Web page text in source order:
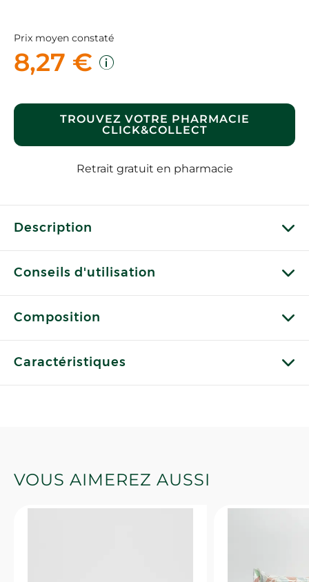
Prix moyen constaté
8,27 €
TROUVEZ VOTRE PHARMACIE
CLICK&COLLECT
Retrait gratuit en pharmacie
Description
Conseils d'utilisation
Composition
Caractéristiques
VOUS AIMEREZ AUSSI